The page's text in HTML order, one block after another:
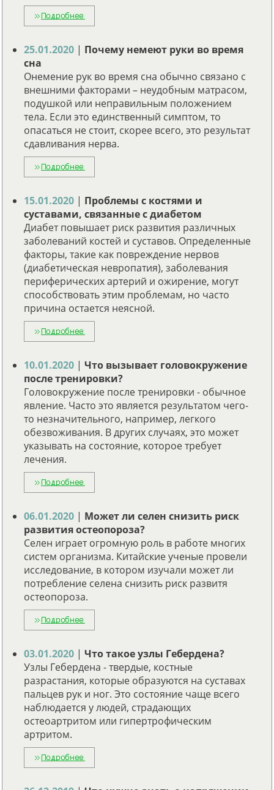
25.01.2020 | Почему немеют руки во время
сна
Онемение рук во время сна обычно связано с
внешними факторами – неудобным матрасом,
подушкой или неправильным положением
тела. Если это единственный симптом, то
опасаться не стоит, скорее всего, это результат
сдавливания нерва.
15.01.2020 | Проблемы с костями и
суставами, связанные с диабетом
Диабет повышает риск развития различных
заболеваний костей и суставов. Определенные
факторы, такие как повреждение нервов
(диабетическая невропатия), заболевания
периферических артерий и ожирение, могут
способствовать этим проблемам, но часто
причина остается неясной.
10.01.2020 | Что вызывает головокружение
после тренировки?
Головокружение после тренировки - обычное
явление. Часто это является результатом чего-
то незначительного, например, легкого
обезвоживания. В других случаях, это может
указывать на состояние, которое требует
лечения.
06.01.2020 | Может ли селен снизить риск
развития остеопороза?
Селен играет огромную роль в работе многих
систем организма. Китайские ученые провели
исследование, в котором изучали может ли
потребление селена снизить риск развитя
остеопороза.
03.01.2020 | Что такое узлы Гебердена?
Узлы Гебердена - твердые, костные
разрастания, которые образуются на суставах
пальцев рук и ног. Это состояние чаще всего
наблюдается у людей, страдающих
остеоартритом или гипертрофическим
артритом.